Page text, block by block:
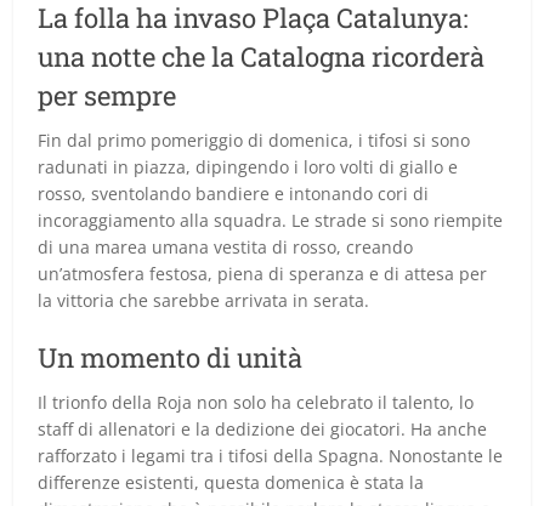
La folla ha invaso Plaça Catalunya:
una notte che la Catalogna ricorderà
per sempre
Fin dal primo pomeriggio di domenica, i tifosi si sono
radunati in piazza, dipingendo i loro volti di giallo e
rosso, sventolando bandiere e intonando cori di
incoraggiamento alla squadra. Le strade si sono riempite
di una marea umana vestita di rosso, creando
un’atmosfera festosa, piena di speranza e di attesa per
la vittoria che sarebbe arrivata in serata.
Un momento di unità
Il trionfo della Roja non solo ha celebrato il talento, lo
staff di allenatori e la dedizione dei giocatori. Ha anche
rafforzato i legami tra i tifosi della Spagna. Nonostante le
differenze esistenti, questa domenica è stata la